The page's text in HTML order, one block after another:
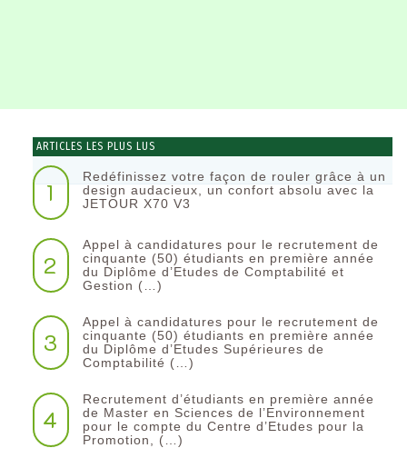
ARTICLES LES PLUS LUS
1
Redéfinissez votre façon de rouler grâce à un
design audacieux, un confort absolu avec la
JETOUR X70 V3
2
Appel à candidatures pour le recrutement de
cinquante (50) étudiants en première année
du Diplôme d’Etudes de Comptabilité et
Gestion (…)
3
Appel à candidatures pour le recrutement de
cinquante (50) étudiants en première année
du Diplôme d’Etudes Supérieures de
Comptabilité (…)
4
Recrutement d’étudiants en première année
de Master en Sciences de l’Environnement
pour le compte du Centre d’Etudes pour la
Promotion, (…)